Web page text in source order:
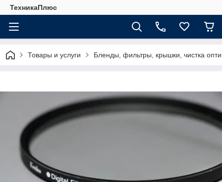
ТехникаПлюс
Товары и услуги Бленды, фильтры, крышки, чистка